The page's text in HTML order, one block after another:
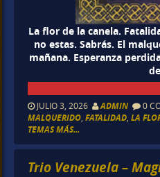
La flor de la canela.
no estas. Sabrás. El
mañana. Esperanza
JULIO 3, 2026 ADMIN 0
MALQUERIDO ,FATALIDAD ,LA
TEMAS MÁS...
Trio Venezuela –